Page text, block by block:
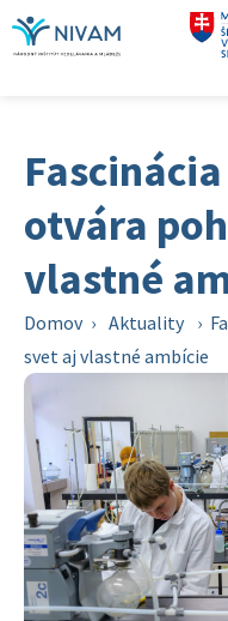
otvára
vlastné
Domov › Aktuality ›
svet aj vlastné ambície